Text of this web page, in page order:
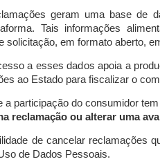
geram uma base de
Tais informações
solicitação, em formato aberto,
a esses dados apoia a
ao Estado para fiscalizar o
a participação do consumidor
reclamação ou alterar uma
de cancelar reclamações
de Dados Pessoais.